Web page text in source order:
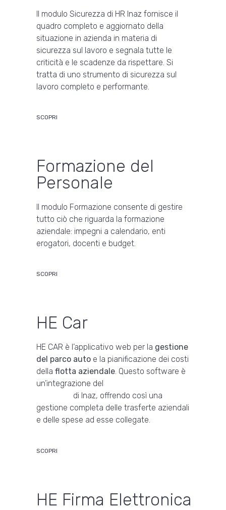
Il modulo Sicurezza di HR Inaz fornisce il
quadro completo e aggiornato della
situazione in azienda in materia di
sicurezza sul lavoro e segnala tutte le
criticità e le scadenze da rispettare. Si
tratta di uno strumento di sicurezza sul
lavoro completo e performante.
SCOPRI
Formazione del
Personale
Il modulo Formazione consente di gestire
tutto ciò che riguarda la formazione
aziendale: impegni a calendario, enti
erogatori, docenti e budget.
SCOPRI
HE Car
HE CAR è l’applicativo web per la gestione
del parco auto e la pianificazione dei costi
della flotta aziendale. Questo software è
un’integrazione del
di Inaz, offrendo così una
gestione completa delle trasferte aziendali
e delle spese ad esse collegate.
SCOPRI
HE Firma Elettronica